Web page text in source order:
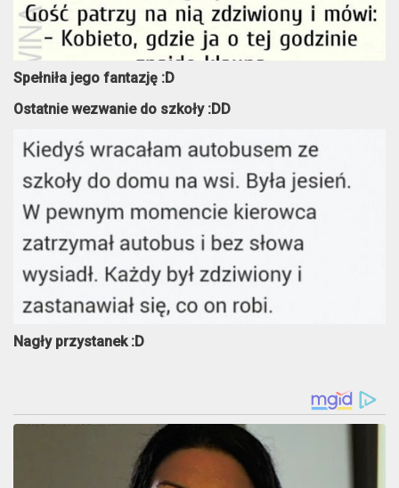
Spełniła jego fantazję :D
Ostatnie wezwanie do szkoły :DD
Nagły przystanek :D